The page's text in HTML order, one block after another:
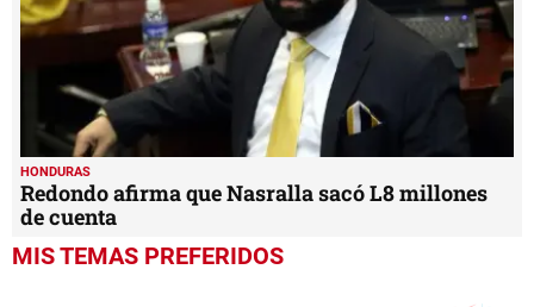
HONDURAS
Redondo afirma que Nasralla sacó L8 millones
de cuenta
MIS TEMAS PREFERIDOS